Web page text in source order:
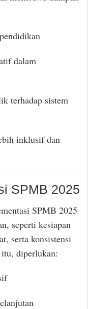
dalam
terhadap sistem
inklusif dan
SPMB 2025
SPMB 2025
seperti kesiapan
serta konsistensi
itu, diperlukan: